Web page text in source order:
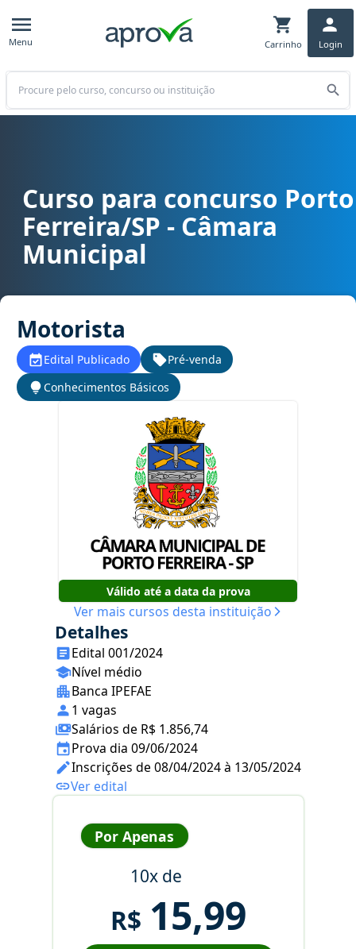
Menu Carrinho Login
Buscar
Curso para concurso Porto Ferreira/SP - Câmara Municipal cargo
Curso para concurso Porto
Ferreira/SP - Câmara
Municipal
Motorista
Edital Publicado
Pré-venda
Conhecimentos Básicos
Válido até a data da prova
Ver mais cursos desta instituição
Detalhes
Edital 001/2024
Nível médio
Banca IPEFAE
1 vagas
Salários de R$ 1.856,74
Prova dia 09/06/2024
Inscrições de 08/04/2024 à 13/05/2024
Ver edital
Por Apenas
10x de
R$ 15,99